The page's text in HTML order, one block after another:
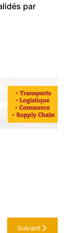
par
Suivant